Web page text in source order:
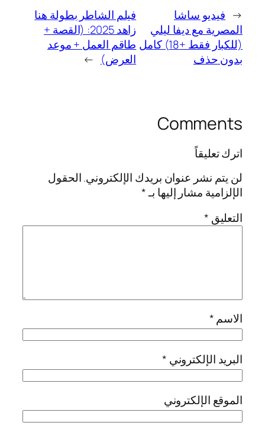
← فيديو ساشا
المصرية مع ديفا ليلي
(للكبار فقط +18) كامل
بدون حذف
فيلم الشاطر بطولة هنا
زاهد 2025: (القصة +
طاقم العمل + موعد
العرض) →
Comments
اترك تعليقاً
لن يتم نشر عنوان بريدك الإلكتروني.الحقول
الإلزامية مشار إليها بـ*
التعليق *
الاسم*
البريد الإلكتروني *
الموقع الإلكتروني